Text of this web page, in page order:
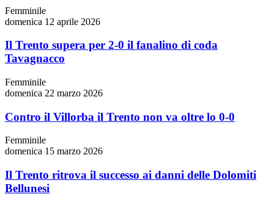
Femminile
domenica 12 aprile 2026
Il Trento supera per 2-0 il fanalino di coda
Tavagnacco
Femminile
domenica 22 marzo 2026
Contro il Villorba il Trento non va oltre lo 0-0
Femminile
domenica 15 marzo 2026
Il Trento ritrova il successo ai danni delle Dolomiti
Bellunesi